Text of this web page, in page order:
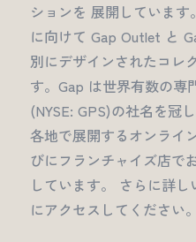
ションを 展開していま
に向けて Gap Outlet と
別にデザインされたコレ
す。Gap は世界有数の専
(NYSE: GPS)の社名を冠
各地で展開するオンライ
びにフランチャイズ店で
しています。 さらに詳
にアクセスしてください。